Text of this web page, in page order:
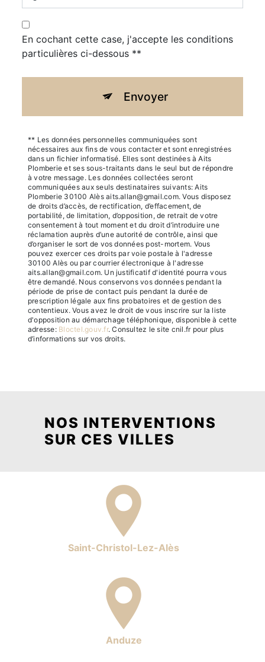
En cochant cette case, j'accepte les conditions
particulières ci-dessous **
Envoyer
** Les données personnelles communiquées sont
nécessaires aux fins de vous contacter et sont enregistrées
dans un fichier informatisé. Elles sont destinées à Aits
Plomberie et ses sous-traitants dans le seul but de répondre
à votre message. Les données collectées seront
communiquées aux seuls destinataires suivants: Aits
Plomberie 30100 Alès aits.allan@gmail.com. Vous disposez
de droits d’accès, de rectification, d’effacement, de
portabilité, de limitation, d’opposition, de retrait de votre
consentement à tout moment et du droit d’introduire une
réclamation auprès d’une autorité de contrôle, ainsi que
d’organiser le sort de vos données post-mortem. Vous
pouvez exercer ces droits par voie postale à l'adresse
30100 Alès ou par courrier électronique à l'adresse
aits.allan@gmail.com. Un justificatif d'identité pourra vous
être demandé. Nous conservons vos données pendant la
période de prise de contact puis pendant la durée de
prescription légale aux fins probatoires et de gestion des
contentieux. Vous avez le droit de vous inscrire sur la liste
d'opposition au démarchage téléphonique, disponible à cette
adresse: Bloctel.gouv.fr. Consultez le site cnil.fr pour plus
d’informations sur vos droits.
NOS INTERVENTIONS
SUR CES VILLES
Saint-Christol-Lez-Alès
Anduze